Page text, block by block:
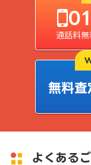
通話料
無料査
よくある